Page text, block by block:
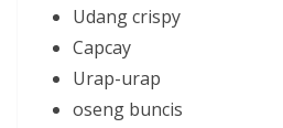
Udang crispy
Capcay
Urap-urap
oseng buncis